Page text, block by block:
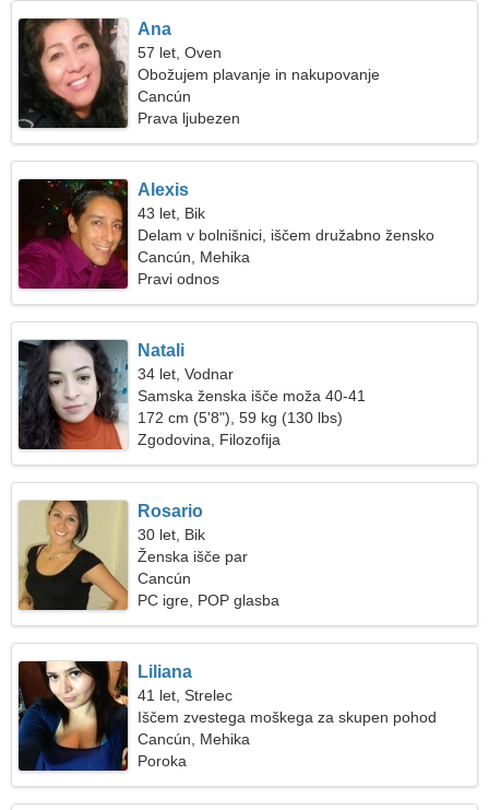
Ana
57 let, Oven
Obožujem plavanje in nakupovanje
Cancún
Prava ljubezen
Alexis
43 let, Bik
Delam v bolnišnici, iščem družabno žensko
Cancún, Mehika
Pravi odnos
Natali
34 let, Vodnar
Samska ženska išče moža 40-41
172 cm (5'8"), 59 kg (130 lbs)
Zgodovina, Filozofija
Rosario
30 let, Bik
Ženska išče par
Cancún
PC igre, POP glasba
Liliana
41 let, Strelec
Iščem zvestega moškega za skupen pohod
Cancún, Mehika
Poroka